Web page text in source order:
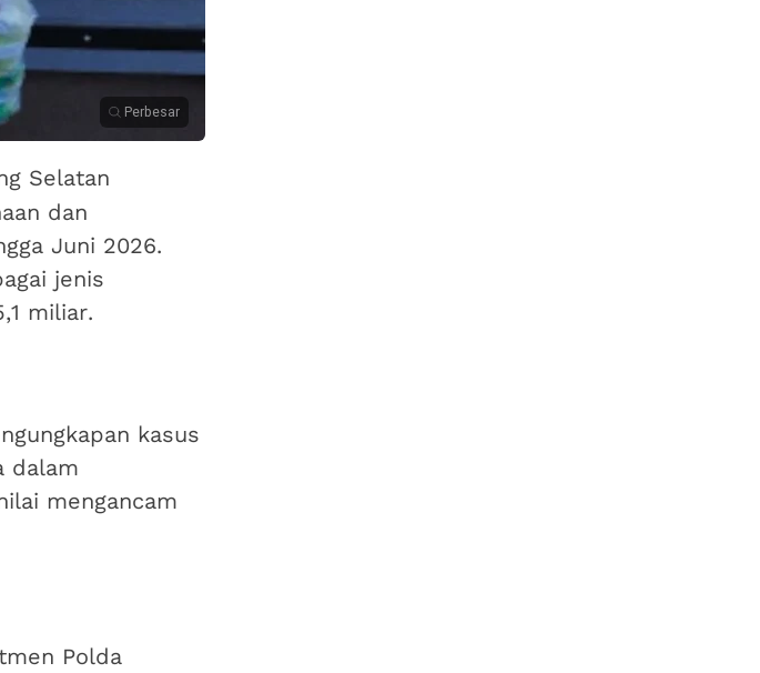
Perbesar
Selatan
dan
Juni 2026.
jenis
miliar.
kasus
dalam
mengancam
Polda